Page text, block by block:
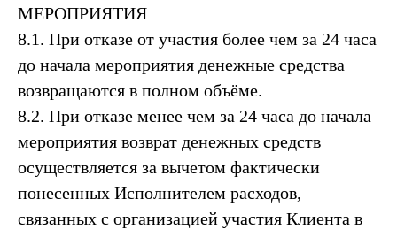
МЕРОПРИЯТИЯ
8.1. При отказе от участия более чем за 24 часа
до начала мероприятия денежные средства
возвращаются в полном объёме.
8.2. При отказе менее чем за 24 часа до начала
мероприятия возврат денежных средств
осуществляется за вычетом фактически
понесенных Исполнителем расходов,
связанных с организацией участия Клиента в